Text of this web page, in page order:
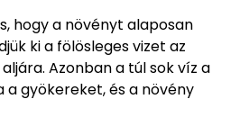
hogy a növényt alaposan
ki a fölösleges vizet az
Azonban a túl sok víz a
gyökereket, és a növény